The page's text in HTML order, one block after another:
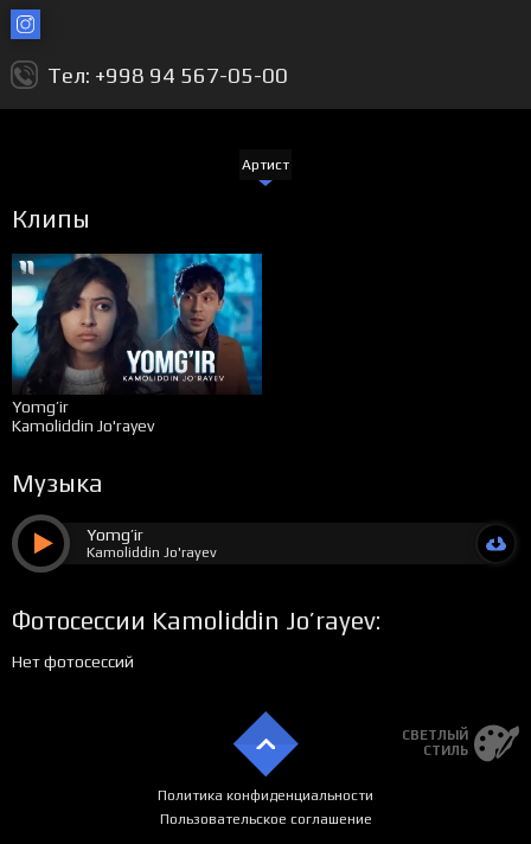
Тел: +998 94 567-05-00
Артист
Клипы
Yomg’ir
Kamoliddin Jo'rayev
Музыка
Yomg’ir
Kamoliddin Jo'rayev
Фотосессии Kamoliddin Jo’rayev:
Нет фотосессий
СВЕТЛЫЙ
СТИЛЬ
Политика конфиденциальности
Пользовательское соглашение